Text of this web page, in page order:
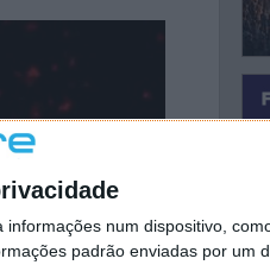
num dispositivo,
padrão enviadas por um